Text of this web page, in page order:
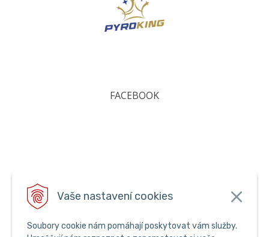
Vaše nastavení cookies
Soubory cookie nám pomáhají poskytovat vám služby.
FACEBOOK